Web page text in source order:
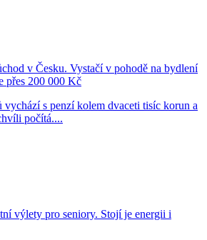
v Česku. Vystačí v pohodě na bydlení
přes 200 000 Kč
vychází s penzí kolem dvaceti tisíc korun a
počítá....
výlety pro seniory. Stojí je energii i